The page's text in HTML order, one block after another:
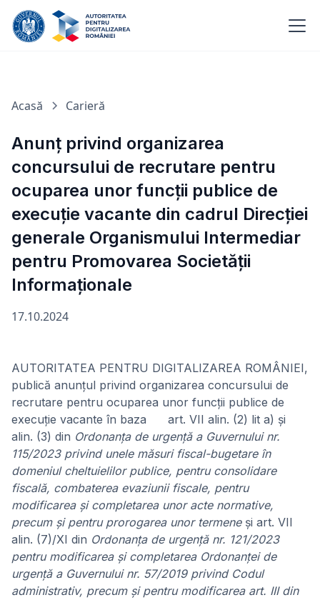
Acasă Carieră
Anunţ privind organizarea
concursului de recrutare pentru
ocuparea unor funcţii publice de
execuţie vacante din cadrul Direcției
generale Organismului Intermediar
pentru Promovarea Societății
Informaționale
17.10.2024
AUTORITATEA PENTRU DIGITALIZAREA ROMÂNIEI,
publică anunțul privind organizarea concursului de
recrutare pentru ocuparea unor funcţii publice de
execuţie vacante în baza art. VII alin. (2) lit a) și
alin. (3) din Ordonanța de urgență a Guvernului nr.
115/2023 privind unele măsuri fiscal-bugetare în
domeniul cheltuielilor publice, pentru consolidare
fiscală, combaterea evaziunii fiscale, pentru
modificarea şi completarea unor acte normative,
precum şi pentru prorogarea unor termeneși art. VII
alin. (7)/XI din Ordonanța de urgență nr. 121/2023
pentru modificarea şi completarea Ordonanţei de
urgenţă a Guvernului nr. 57/2019 privind Codul
administrativ, precum şi pentru modificarea art. III din